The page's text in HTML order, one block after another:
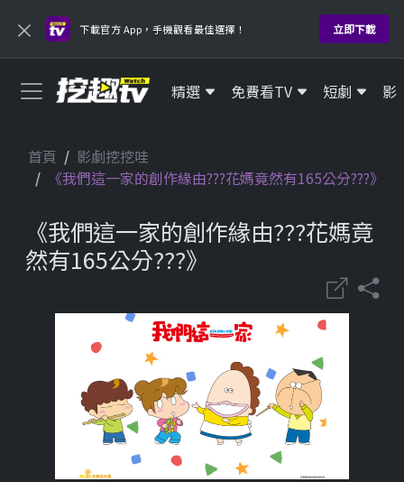
× 下載官方 App，手機觀看最佳選擇！ 立即下載
精選 免費看TV 短劇 影
首頁
影劇挖挖哇
《我們這一家的創作緣由???花媽竟然有165公分???》
《我們這一家的創作緣由???花媽竟
然有165公分???》